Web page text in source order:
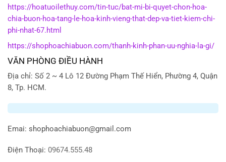
https://hoatuoilethuy.com/tin-tuc/bat-mi-bi-quyet-chon-hoa-
chia-buon-hoa-tang-le-hoa-kinh-vieng-that-dep-va-tiet-kiem-chi-
phi-nhat-67.html
https://shophoachiabuon.com/thanh-kinh-phan-uu-nghia-la-gi/
VĂN PHÒNG ĐIỀU HÀNH
Địa chỉ: Số 2 ~ 4 Lô 12 Đường Phạm Thế Hiển, Phường 4, Quận
8, Tp. HCM.
Emai: shophoachiabuon@gmail.com
Điện Thoại: 09674.555.48